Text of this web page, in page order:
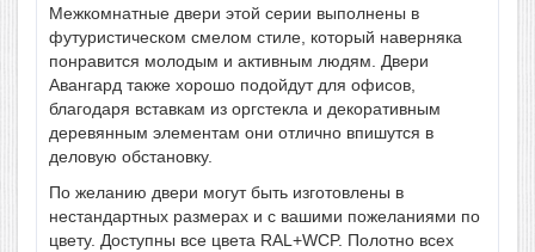
Межкомнатные двери этой серии выполнены в
футуристическом смелом стиле, который наверняка
понравится молодым и активным людям. Двери
Авангард также хорошо подойдут для офисов,
благодаря вставкам из оргстекла и декоративным
деревянным элементам они отлично впишутся в
деловую обстановку.
По желанию двери могут быть изготовлены в
нестандартных размерах и с вашими пожеланиями по
цвету. Доступны все цвета RAL+WCP. Полотно всех